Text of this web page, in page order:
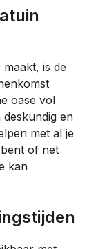
is de
oase vol
en
met al je
of net
kan